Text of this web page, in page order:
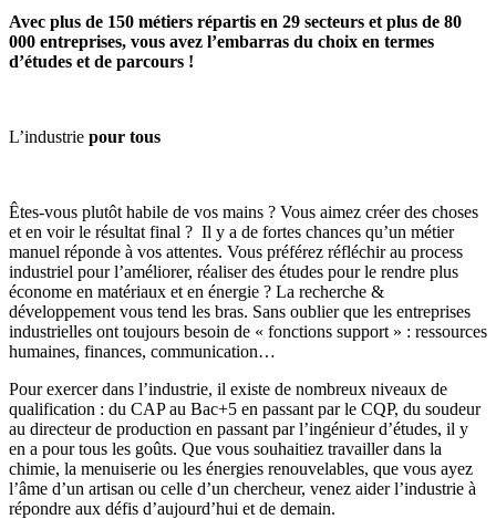
Avec plus de 150 métiers répartis en 29 secteurs et plus de 80
000 entreprises, vous avez l’embarras du choix en termes
d’études et de parcours !
L’industrie pour tous
Êtes-vous plutôt habile de vos mains ? Vous aimez créer des choses
et en voir le résultat final ? Il y a de fortes chances qu’un métier
manuel réponde à vos attentes. Vous préférez réfléchir au process
industriel pour l’améliorer, réaliser des études pour le rendre plus
économe en matériaux et en énergie ? La recherche &
développement vous tend les bras. Sans oublier que les entreprises
industrielles ont toujours besoin de « fonctions support » : ressources
humaines, finances, communication…
Pour exercer dans l’industrie, il existe de nombreux niveaux de
qualification : du CAP au Bac+5 en passant par le CQP, du soudeur
au directeur de production en passant par l’ingénieur d’études, il y
en a pour tous les goûts. Que vous souhaitiez travailler dans la
chimie, la menuiserie ou les énergies renouvelables, que vous ayez
l’âme d’un artisan ou celle d’un chercheur, venez aider l’industrie à
répondre aux défis d’aujourd’hui et de demain.